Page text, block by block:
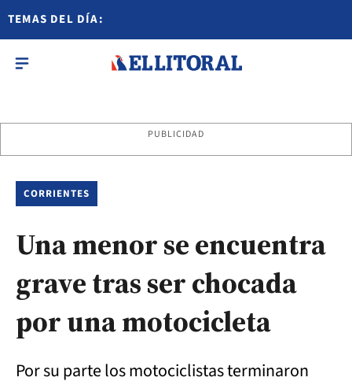
TEMAS DEL DÍA:
PUBLICIDAD
CORRIENTES
Una menor se encuentra
grave tras ser chocada
por una motocicleta
Por su parte los motociclistas terminaron